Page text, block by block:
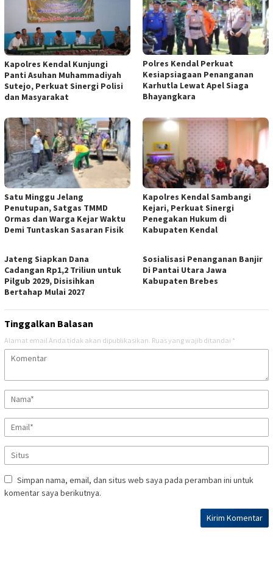
Kapolres Kendal Kunjungi
Panti Asuhan Muhammadiyah
Sutejo, Perkuat Sinergi Polisi
dan Masyarakat
Polres Kendal Perkuat
Kesiapsiagaan Penanganan
Karhutla Lewat Apel Siaga
Bhayangkara
Satu Minggu Jelang
Penutupan, Satgas TMMD
Ormas dan Warga Kejar Waktu
Demi Tuntaskan Sasaran Fisik
Kapolres Kendal Sambangi
Kejari, Perkuat Sinergi
Penegakan Hukum di
Kabupaten Kendal
Jateng Siapkan Dana
Cadangan Rp1,2 Triliun untuk
Pilgub 2029, Disisihkan
Bertahap Mulai 2027
Sosialisasi Penanganan Banjir
Di Pantai Utara Jawa
Kabupaten Brebes
Tinggalkan Balasan
Alamat email Anda tidak akan dipublikasikan. Ruas yang wajib ditandai *
Simpan nama, email, dan situs web saya pada peramban ini untuk
komentar saya berikutnya.